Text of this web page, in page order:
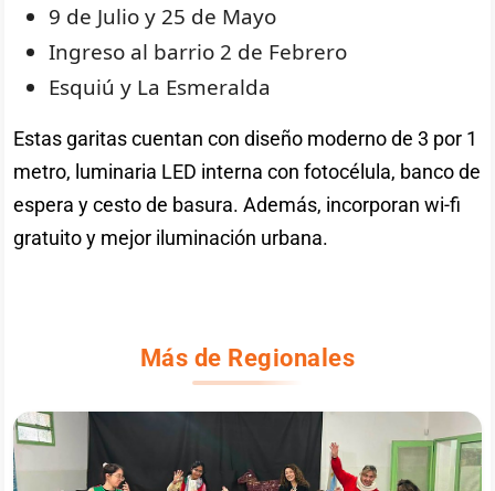
9 de Julio y 25 de Mayo
Ingreso al barrio 2 de Febrero
Esquiú y La Esmeralda
Estas garitas cuentan con diseño moderno de 3 por 1
metro, luminaria LED interna con fotocélula, banco de
espera y cesto de basura. Además, incorporan wi-fi
gratuito y mejor iluminación urbana.
Más de Regionales